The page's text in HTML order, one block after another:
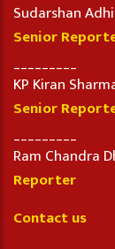
Sudarshan
Senior
KP Kiran
Senior
Ram Chandra
Reporter
Contact us